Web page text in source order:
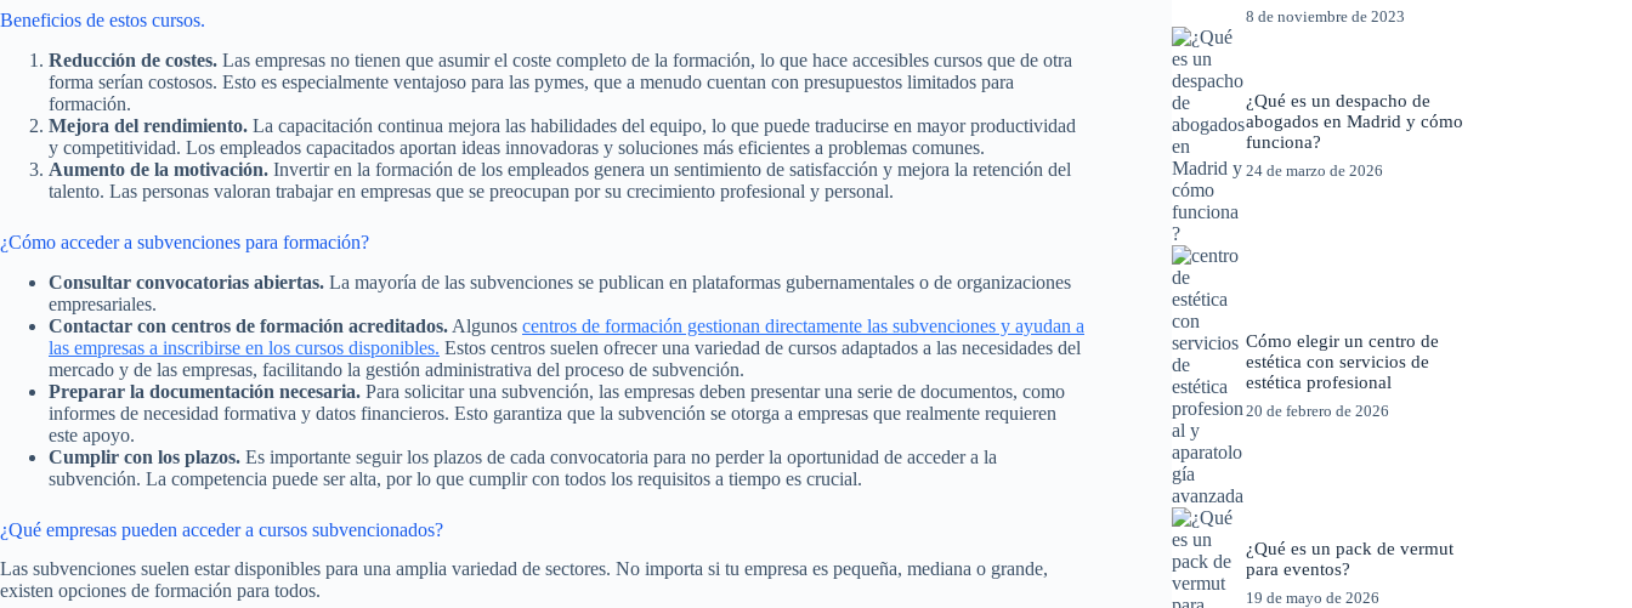
Beneficios de estos cursos.
Reducción de costes. Las empresas no tienen que asumir el coste completo de la formación, lo que hace accesibles cursos que de otra
forma serían costosos. Esto es especialmente ventajoso para las pymes, que a menudo cuentan con presupuestos limitados para
formación.
Mejora del rendimiento. La capacitación continua mejora las habilidades del equipo, lo que puede traducirse en mayor productividad
y competitividad. Los empleados capacitados aportan ideas innovadoras y soluciones más eficientes a problemas comunes.
Aumento de la motivación. Invertir en la formación de los empleados genera un sentimiento de satisfacción y mejora la retención del
talento. Las personas valoran trabajar en empresas que se preocupan por su crecimiento profesional y personal.
¿Cómo acceder a subvenciones para formación?
Consultar convocatorias abiertas. La mayoría de las subvenciones se publican en plataformas gubernamentales o de organizaciones
empresariales.
Contactar con centros de formación acreditados. Algunos centros de formación gestionan directamente las subvenciones y ayudan a
las empresas a inscribirse en los cursos disponibles. Estos centros suelen ofrecer una variedad de cursos adaptados a las necesidades del
mercado y de las empresas, facilitando la gestión administrativa del proceso de subvención.
Preparar la documentación necesaria. Para solicitar una subvención, las empresas deben presentar una serie de documentos, como
informes de necesidad formativa y datos financieros. Esto garantiza que la subvención se otorga a empresas que realmente requieren
este apoyo.
Cumplir con los plazos. Es importante seguir los plazos de cada convocatoria para no perder la oportunidad de acceder a la
subvención. La competencia puede ser alta, por lo que cumplir con todos los requisitos a tiempo es crucial.
¿Qué empresas pueden acceder a cursos subvencionados?
Las subvenciones suelen estar disponibles para una amplia variedad de sectores. No importa si tu empresa es pequeña, mediana o grande,
existen opciones de formación para todos.
8 de noviembre de 2023
¿Qué es un despacho de
abogados en Madrid y cómo
funciona?
24 de marzo de 2026
Cómo elegir un centro de
estética con servicios de
estética profesional
20 de febrero de 2026
¿Qué es un pack de vermut
para eventos?
19 de mayo de 2026